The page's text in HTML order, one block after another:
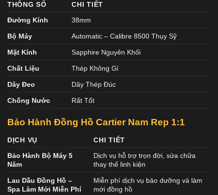
THÔNG SỐ
CHI TIẾT
Đường Kính
38mm
Bộ Máy Automatic – Calibre 8500 Thụy Sỹ
Mặt Kính Sapphire Nguyên Khối
Chất Liệu Thép Không Gỉ
Dây Đeo Dây Thép Đúc
Chống Nước Rất Tốt
Bảo Hành Đồng Hồ Cartier Nam Rep 1:1
DỊCH VỤ
CHI TIẾT
Bảo Hành Bộ Máy 5
Năm
Dịch vụ hỗ trợ trọn đời, sửa chữa
thay thế linh kiện
Lau Dầu Đồng Hồ –
Spa Làm Mới Miễn Phí
Miễn phí dịch vụ bảo dưỡng và làm
mới đồng hồ